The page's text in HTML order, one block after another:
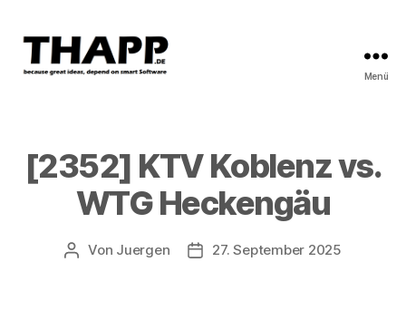
Menü
[2352] KTV Koblenz vs.
WTG Heckengäu
Beitragsautor
Von Juergen Beitragsdatum
27. September 2025